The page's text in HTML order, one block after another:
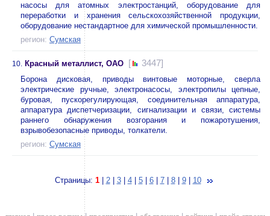
насосы для атомных электростанций, оборудование для
переработки и хранения сельскохозяйственной продукции,
оборудование нестандартное для химической промышленности.
регион: Сумская
10. Красный металлист, ОАО [ 3447]
Борона дисковая, приводы винтовые моторные, сверла
электрические ручные, электронасосы, электропилы цепные,
буровая, пускорегулирующая, соединительная аппаратура,
аппаратура диспетчеризации, сигнализации и связи, системы
раннего обнаружения возгорания и пожаротушения,
взрывобезопасные приводы, толкатели.
регион: Сумская
Страницы: 1| 2| 3| 4| 5| 6| 7| 8| 9| 10